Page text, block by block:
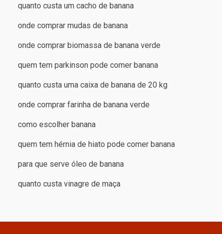
quanto custa um cacho de banana
onde comprar mudas de banana
onde comprar biomassa de banana verde
quem tem parkinson pode comer banana
quanto custa uma caixa de banana de 20 kg
onde comprar farinha de banana verde
como escolher banana
quem tem hérnia de hiato pode comer banana
para que serve óleo de banana
quanto custa vinagre de maça